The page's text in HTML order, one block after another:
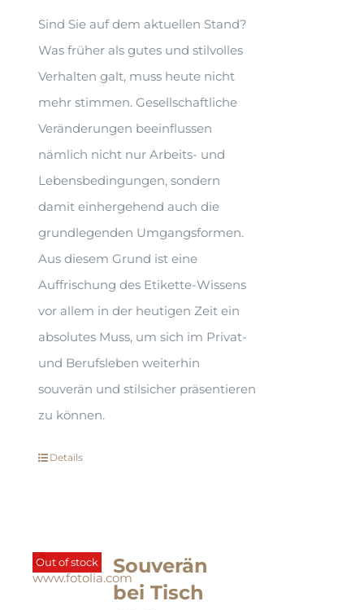
Sind Sie auf dem aktuellen Stand?
Was früher als gutes und stilvolles
Verhalten galt, muss heute nicht
mehr stimmen. Gesellschaftliche
Veränderungen beeinflussen
nämlich nicht nur Arbeits- und
Lebensbedingungen, sondern
damit einhergehend auch die
grundlegenden Umgangsformen.
Aus diesem Grund ist eine
Auffrischung des Etikette-Wissens
vor allem in der heutigen Zeit ein
absolutes Muss, um sich im Privat-
und Berufsleben weiterhin
souverän und stilsicher präsentieren
zu können.
Details
Out of stock
Souverän
bei Tisch